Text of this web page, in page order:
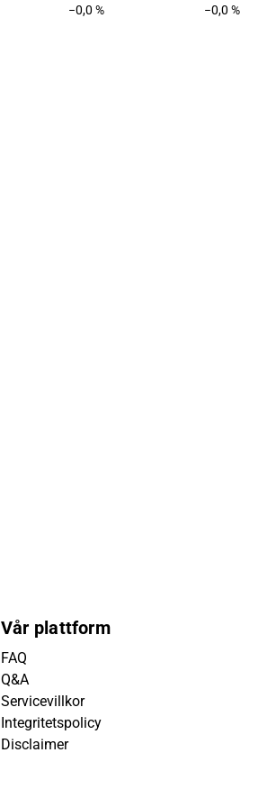
−0,0 % −0,0 %
Vår plattform
FAQ
Q&A
Servicevillkor
Integritetspolicy
Disclaimer